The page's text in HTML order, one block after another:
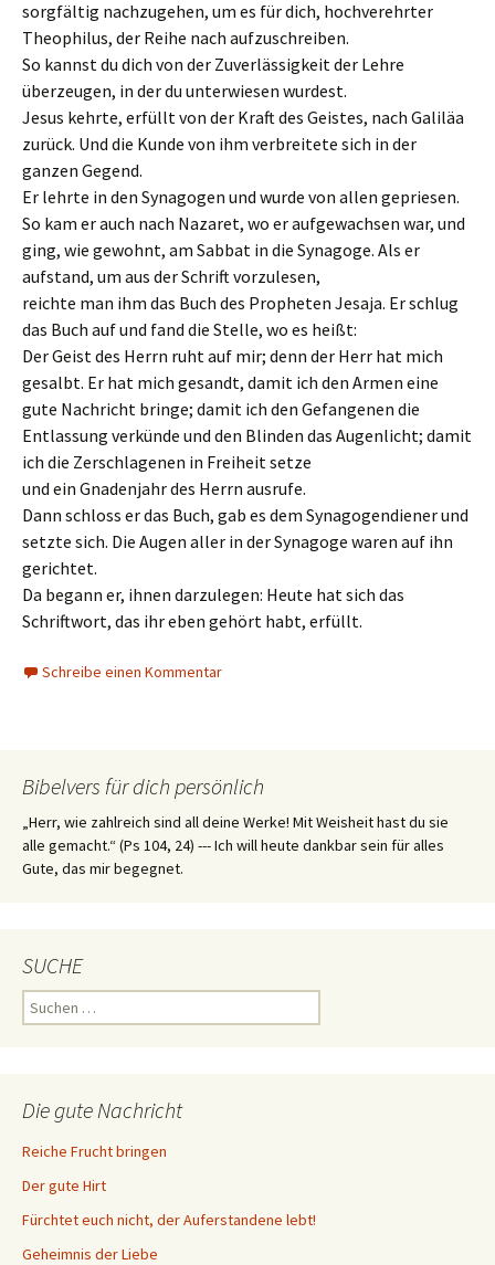
sorgfältig nachzugehen, um es für dich, hochverehrter
Theophilus, der Reihe nach aufzuschreiben.
So kannst du dich von der Zuverlässigkeit der Lehre
überzeugen, in der du unterwiesen wurdest.
Jesus kehrte, erfüllt von der Kraft des Geistes, nach Galiläa
zurück. Und die Kunde von ihm verbreitete sich in der
ganzen Gegend.
Er lehrte in den Synagogen und wurde von allen gepriesen.
So kam er auch nach Nazaret, wo er aufgewachsen war, und
ging, wie gewohnt, am Sabbat in die Synagoge. Als er
aufstand, um aus der Schrift vorzulesen,
reichte man ihm das Buch des Propheten Jesaja. Er schlug
das Buch auf und fand die Stelle, wo es heißt:
Der Geist des Herrn ruht auf mir; denn der Herr hat mich
gesalbt. Er hat mich gesandt, damit ich den Armen eine
gute Nachricht bringe; damit ich den Gefangenen die
Entlassung verkünde und den Blinden das Augenlicht; damit
ich die Zerschlagenen in Freiheit setze
und ein Gnadenjahr des Herrn ausrufe.
Dann schloss er das Buch, gab es dem Synagogendiener und
setzte sich. Die Augen aller in der Synagoge waren auf ihn
gerichtet.
Da begann er, ihnen darzulegen: Heute hat sich das
Schriftwort, das ihr eben gehört habt, erfüllt.
Schreibe einen Kommentar
Bibelvers für dich persönlich
„Herr, wie zahlreich sind all deine Werke! Mit Weisheit hast du sie
alle gemacht.“ (Ps 104, 24) --- Ich will heute dankbar sein für alles
Gute, das mir begegnet.
SUCHE
Suchen
nach:
Die gute Nachricht
Reiche Frucht bringen
Der gute Hirt
Fürchtet euch nicht, der Auferstandene lebt!
Geheimnis der Liebe